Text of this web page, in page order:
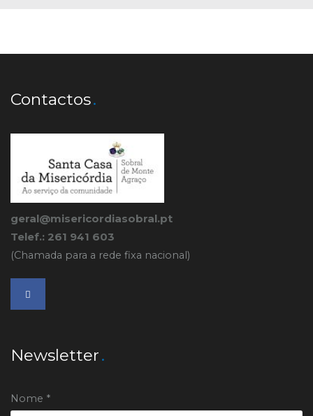
Contactos
geral@misericordiasobral.pt
Telef.: 261 941 603
(Chamada para a rede fixa nacional)
Newsletter
Nome *